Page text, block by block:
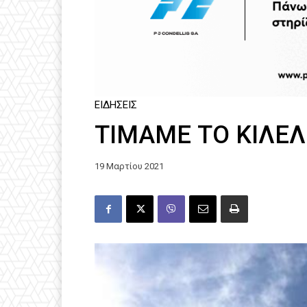
ΕΙΔΉΣΕΙΣ
ΤΙΜΑΜΕ ΤΟ
19 Μαρτίου 2021